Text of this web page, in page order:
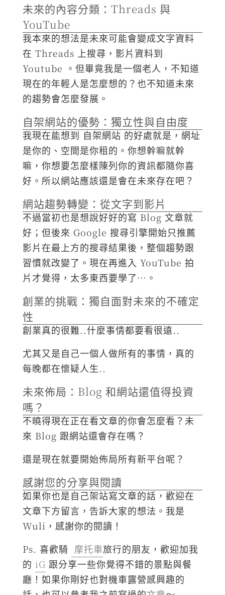
未來的內容分類：Threads 與
YouTube
我本來的想法是未來可能會變成文字資料
在 Threads 上搜尋，影片資料到
Youtube 。但畢竟我是一個老人，不知道
現在的年輕人是怎麼想的？也不知道未來
的趨勢會怎麼發展。
自架網站的優勢：獨立性與自由度
我現在能想到 自架網站 的好處就是，網址
是你的、空間是你租的。你想幹嘛就幹
嘛，你想要怎麼樣陳列你的資訊都隨你喜
好。所以網站應該還是會在未來存在吧？
網站趨勢轉變：從文字到影片
不過當初也是想說好好的寫 Blog 文章就
好；但後來 Google 搜尋引擎開始只推薦
影片在最上方的搜尋結果後，整個趨勢跟
習慣就改變了。現在再進入 YouTube 拍
片才覺得，太多東西要學了…。
創業的挑戰：獨自面對未來的不確定
性
創業真的很難..什麼事情都要看很遠..
尤其又是自己一個人做所有的事情，真的
每晚都在懷疑人生..
未來佈局：Blog 和網站還值得投資
嗎？
不曉得現在正在看文章的你會怎麼看？未
來 Blog 跟網站還會存在嗎？
還是現在就要開始佈局所有新平台呢？
感謝您的分享與閱讀
如果你也是自己架站寫文章的話，歡迎在
文章下方留言，告訴大家的想法。我是
Wuli，感謝你的閱讀！
Ps. 喜歡騎 摩托車旅行的朋友，歡迎加我
的 iG 跟分享一些你覺得不錯的景點與餐
廳！如果你剛好也對機車露營感興趣的